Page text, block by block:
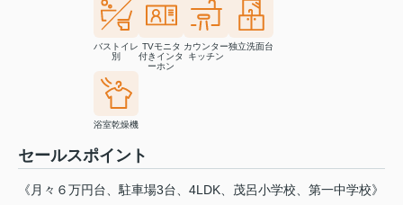
バストイレ
別
TVモニタ
付きインタ
ーホン
カウンター
キッチン
独立洗面台
浴室乾燥機
セールスポイント
《月々６万円台、駐車場3台、4LDK、茂呂小学校、第一中学校》